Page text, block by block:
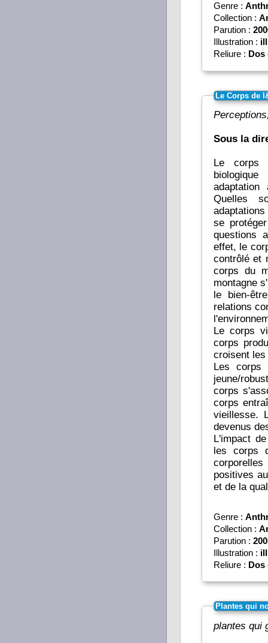
Genre :
Collection :
Parution :
Illustration :
Reliure : Dos
Le Corps de
Sous la
Le corps
Quelles
se
questions
effet, le
contrôlé et
corps du
montagne
le bien-
relations
Le corps
corps
croisent
Les corps
jeune/
corps
corps
vieillesse.
devenus
L'impact
les corps
positives
et de la
Genre :
Collection :
Parution :
Illustration :
Reliure : Dos
Plantes qui
plantes qui